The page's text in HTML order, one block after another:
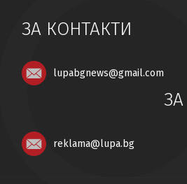
ЗА КОНТАКТИ
lupabgnews@gmail.com
reklama@lupa.bg